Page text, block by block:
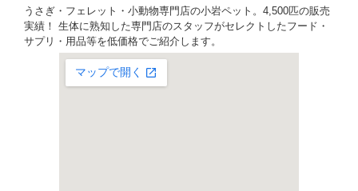
うさぎ・フェレット・小動物専門店の小岩ペット。4,500匹の販売
実績！ 生体に熟知した専門店のスタッフがセレクトしたフード・
サプリ・用品等を低価格でご紹介します。